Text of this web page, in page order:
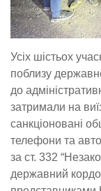
Усіх шістьох
поблизу
до
затримали на
санкціоновані
телефони та
за ст. 332
державний